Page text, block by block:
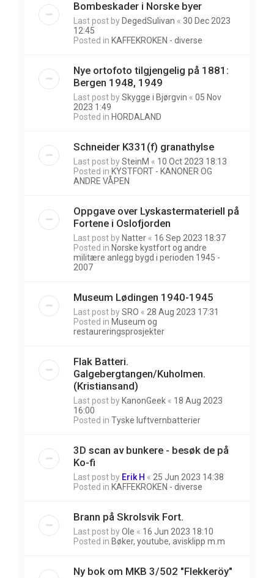
Bombeskader i Norske byer
Last post by DegedSulivan « 30 Dec 2023
12:45
Posted in KAFFEKROKEN - diverse
Nye ortofoto tilgjengelig på 1881:
Bergen 1948, 1949
Last post bySkygge i Bjørgvin « 05 Nov
2023 1:49
Posted in HORDALAND
Schneider K331(f) granathylse
Last post bySteinM « 10 Oct 2023 18:13
Posted in KYSTFORT - KANONER OG
ANDRE VÅPEN
Oppgave over Lyskastermateriell på
Fortene i Oslofjorden
Last post by Natter « 16 Sep 2023 18:37
Posted in Norske kystfort og andre
militære anlegg bygd i perioden 1945 -
2007
Museum Lødingen 1940-1945
Last post bySRO « 28 Aug 2023 17:31
Posted in Museum og
restaureringsprosjekter
Flak Batteri.
Galgebergtangen/Kuholmen.
(Kristiansand)
Last post by KanonGeek « 18 Aug 2023
16:00
Posted in Tyske luftvernbatterier
3D scan av bunkere - besøk de på
Ko-fi
Last post by Erik H « 25 Jun 2023 14:38
Posted in KAFFEKROKEN - diverse
Brann på Skrolsvik Fort.
Last post byOle « 16 Jun 2023 18:10
Posted in Bøker, youtube, avisklipp m.m
Ny bok om MKB 3/502 "Flekkeröy"